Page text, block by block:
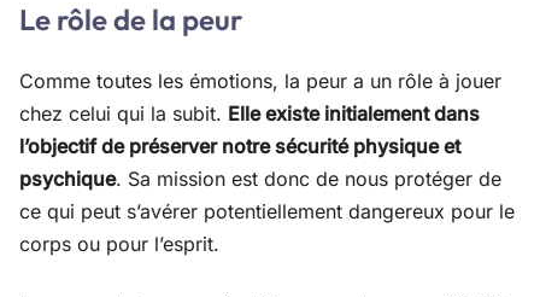
Le rôle de la peur
Comme toutes les émotions, la peur a un rôle à jouer
chez celui qui la subit. Elle existe initialement dans
l’objectif de préserver notre sécurité physique et
psychique. Sa mission est donc de nous protéger de
ce qui peut s’avérer potentiellement dangereux pour le
corps ou pour l’esprit.